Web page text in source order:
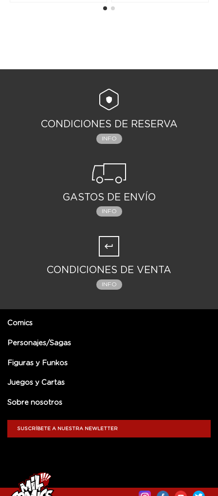
CONDICIONES DE RESERVA
INFO
GASTOS DE ENVÍO
INFO
CONDICIONES DE VENTA
INFO
Comics
Personajes/Sagas
Figuras y Funkos
Juegos y Cartas
Sobre nosotros
SUSCRÍBETE A NUESTRA NEWLETTER